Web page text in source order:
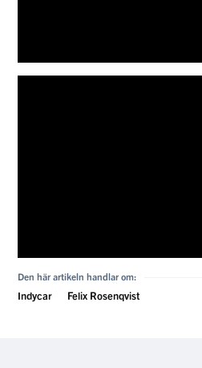
Den här artikeln handlar om:
Indycar Felix Rosenqvist